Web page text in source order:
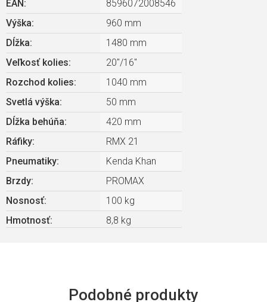
EAN :
8596072008546
Výška:
960 mm
Dĺžka:
1480 mm
Veľkosť kolies:
20"/16"
Rozchod kolies:
1040 mm
Svetlá výška:
50 mm
Dĺžka behúňa:
420 mm
Ráfiky:
RMX 21
Pneumatiky:
Kenda Khan
Brzdy:
PROMAX
Nosnosť:
100 kg
Hmotnosť: 8,8 kg